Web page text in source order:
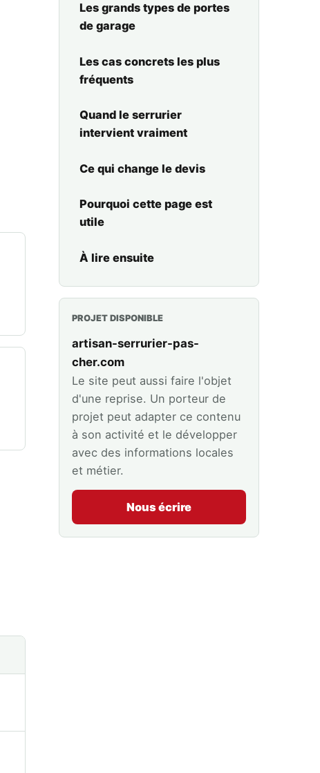
Les grands types de portes
de garage
Les cas concrets les plus
fréquents
Quand le serrurier
intervient vraiment
Ce qui change le devis
Pourquoi cette page est
utile
À lire ensuite
PROJET DISPONIBLE
artisan-serrurier-pas-
cher.com
Le site peut aussi faire l'objet
d'une reprise. Un porteur de
projet peut adapter ce contenu
à son activité et le développer
avec des informations locales
et métier.
Nous écrire